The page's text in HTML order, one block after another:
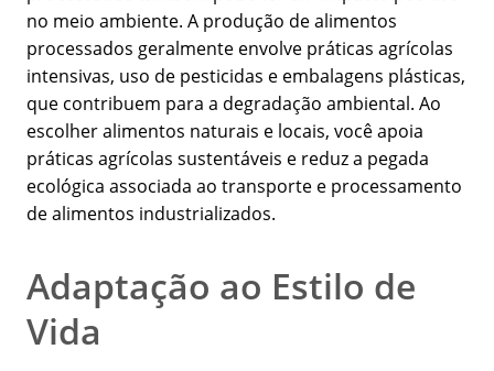
no meio ambiente. A produção de alimentos
processados geralmente envolve práticas agrícolas
intensivas, uso de pesticidas e embalagens plásticas,
que contribuem para a degradação ambiental. Ao
escolher alimentos naturais e locais, você apoia
práticas agrícolas sustentáveis e reduz a pegada
ecológica associada ao transporte e processamento
de alimentos industrializados.
Adaptação ao Estilo de
Vida